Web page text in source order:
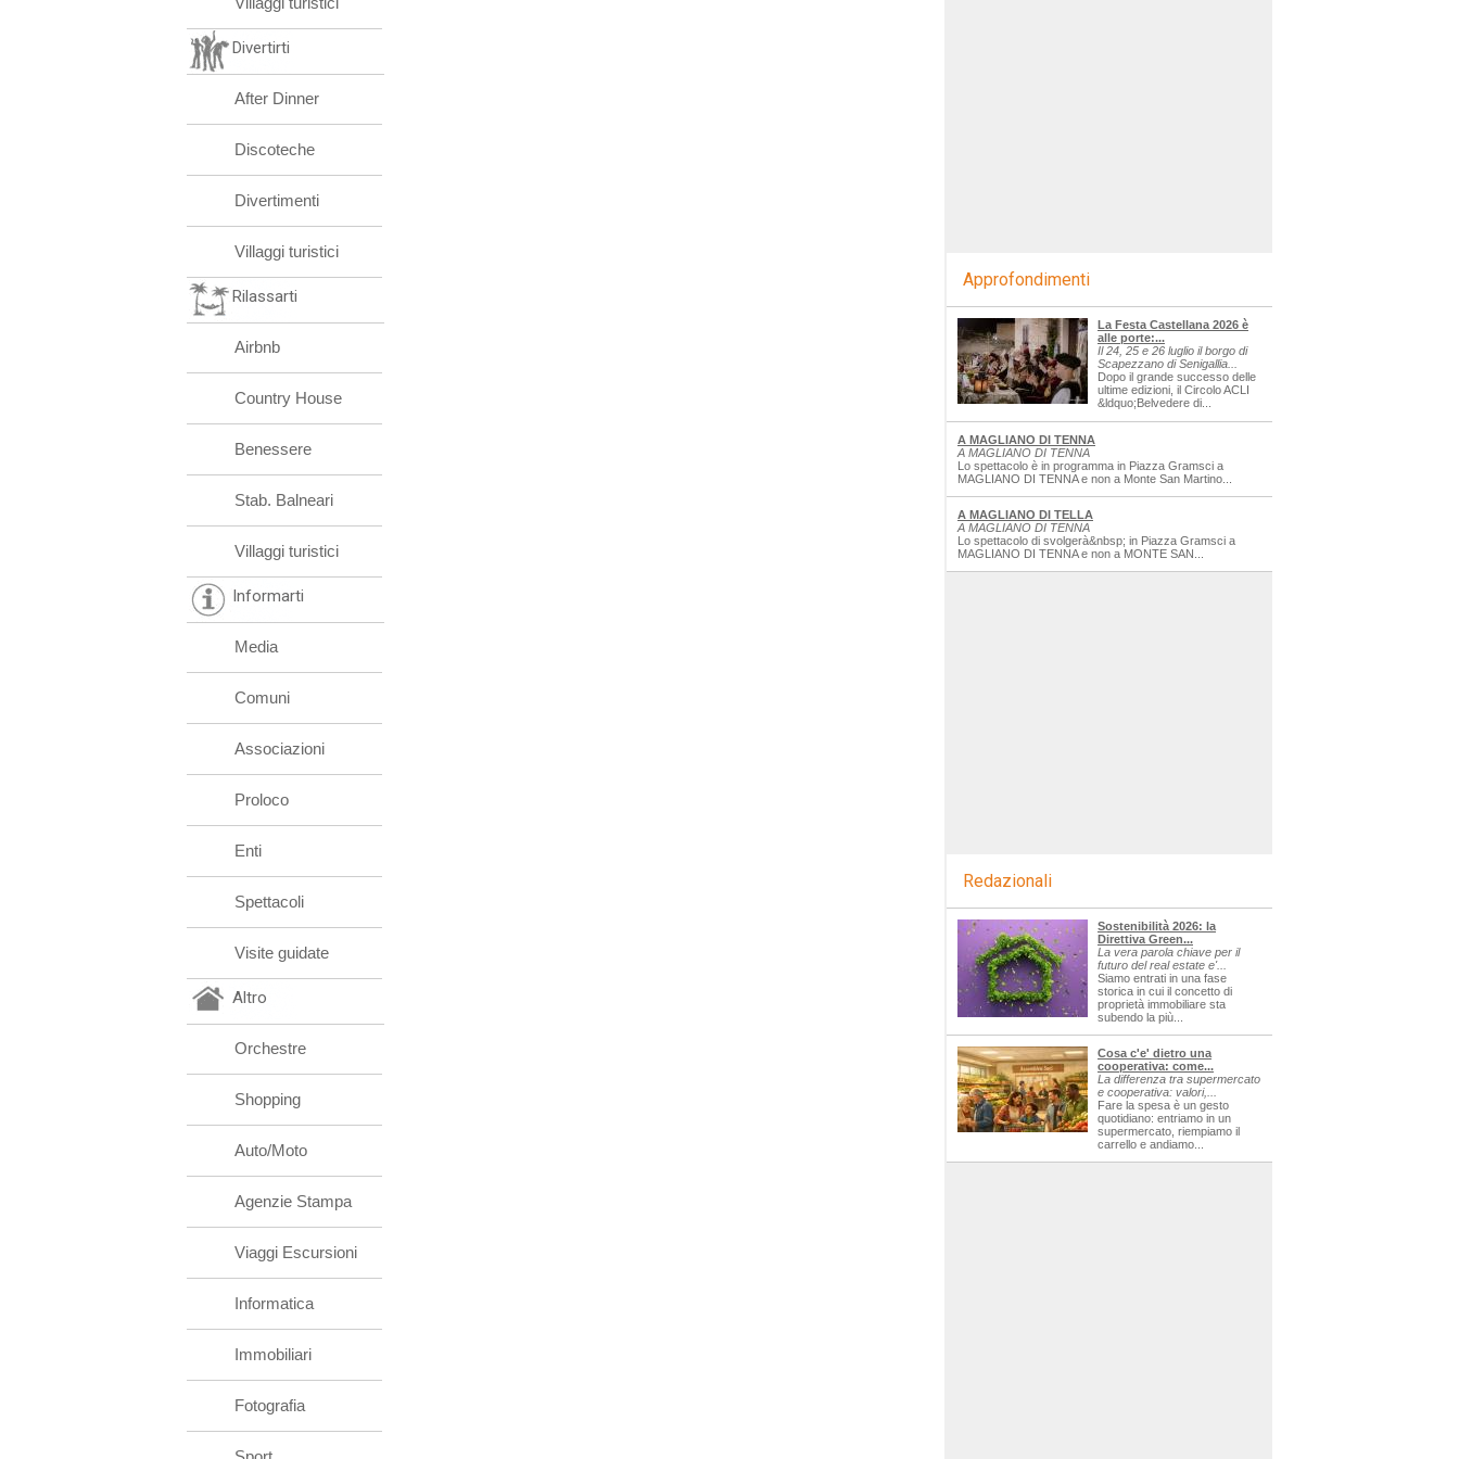
Divertirti
After Dinner
Discoteche
Divertimenti
Villaggi turistici
Rilassarti
Airbnb
Country House
Benessere
Stab. Balneari
Villaggi turistici
Informarti
Media
Comuni
Associazioni
Proloco
Enti
Spettacoli
Visite guidate
Altro
Orchestre
Shopping
Auto/Moto
Agenzie Stampa
Viaggi Escursioni
Informatica
Immobiliari
Fotografia
Approfondimenti
La Festa Castellana 2026 è
alle porte:...
Il 24, 25 e 26 luglio il borgo di
Scapezzano di Senigallia...
Dopo il grande successo delle
ultime edizioni, il Circolo ACLI
&ldquo;Belvedere di...
A MAGLIANO DI TENNA
A MAGLIANO DI TENNA
Lo spettacolo è in programma in Piazza Gramsci a
MAGLIANO DI TENNA e non a Monte San Martino...
A MAGLIANO DI TELLA
A MAGLIANO DI TENNA
Lo spettacolo di svolgerà&nbsp; in Piazza Gramsci a
MAGLIANO DI TENNA e non a MONTE SAN...
Redazionali
Sostenibilità 2026: la
Direttiva Green...
La vera parola chiave per il
futuro del real estate e'...
Siamo entrati in una fase
storica in cui il concetto di
proprietà immobiliare sta
subendo la più...
Cosa c'e' dietro una
cooperativa: come...
La differenza tra supermercato
e cooperativa: valori,...
Fare la spesa è un gesto
quotidiano: entriamo in un
supermercato, riempiamo il
carrello e andiamo...